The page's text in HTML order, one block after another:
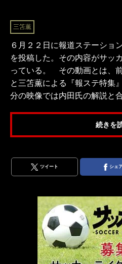
三笘薫
６月２２日に報道ステーショ
を投稿した。その内容がサッ
っている。 その動画とは、
と三笘薫による『報ステ特集
分の映像では内田氏の解説と
続きを
ツイート シェ